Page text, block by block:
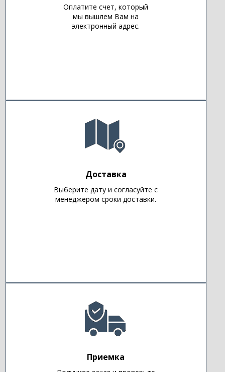
Оплатите счет, который
мы вышлем Вам на
электронный адрес.
Доставка
Выберите дату и согласуйте с
менеджером сроки доставки.
Приемка